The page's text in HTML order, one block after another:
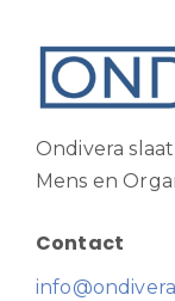
Ondivera
Mens en
Contact